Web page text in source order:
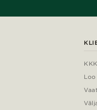
KKK